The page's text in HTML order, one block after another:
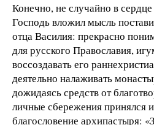
Конечно, не случайно в
Господь вложил мысль
отца Василия: прекрасно
для русского Православия,
воссоздавать его
деятельно налаживать
дожидаясь средств от
личные сбережения принялся
благословение архипастыря: